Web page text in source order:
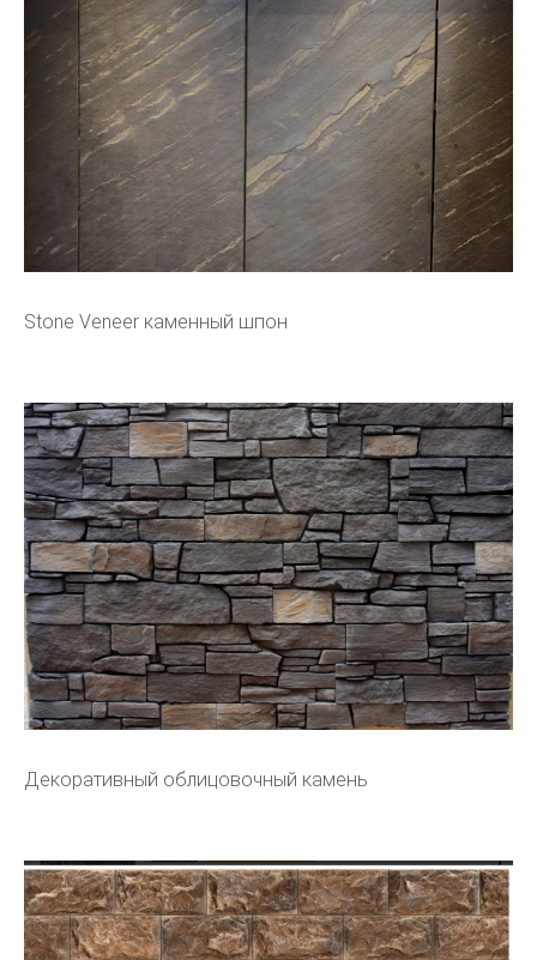
Stone Veneer каменный шпон
Декоративный облицовочный камень